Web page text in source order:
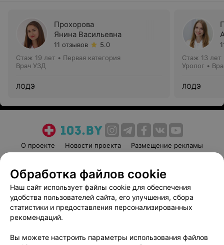
Прохорова
Янина Васильевна
11 отзывов
5.0
Стаж 19 лет • Первая категория
Врач УЗД
ЛОДЭ
Стаж 13 лет
Уролог •
ЛОДЭ
О проекте Новости проекта
Размещение рекламы
Пользовательское соглашение
Способы оплаты
Вакансии
Партнеры
Написать руководителю 103.by
Обработка файлов cookie
Наш сайт использует файлы cookie для обеспечения
удобства пользователей сайта, его улучшения, сбора
статистики и предоставления персонализированных
рекомендаций.
Вы можете настроить параметры использования файлов